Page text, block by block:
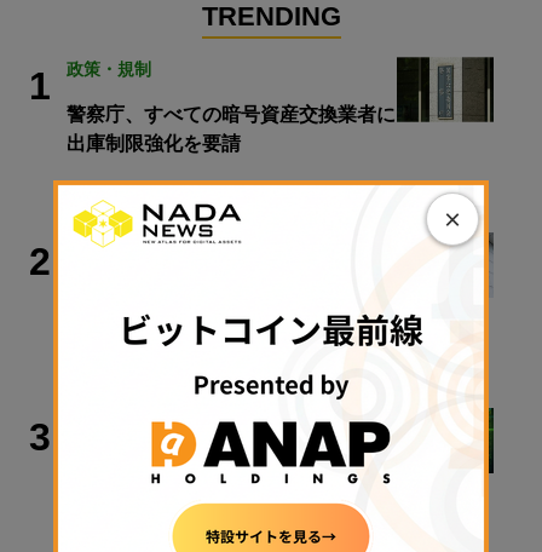
TRENDING
1 政策・規制
警察庁、すべての暗号資産交換業者に
出庫制限強化を要請
2026年8月6日 20:10
2 政策・規制
ルコイン課を新設
3 ビットコイン
アーサー・ヘイズ氏「ビットコインは
2026年8月6日 08:45
×